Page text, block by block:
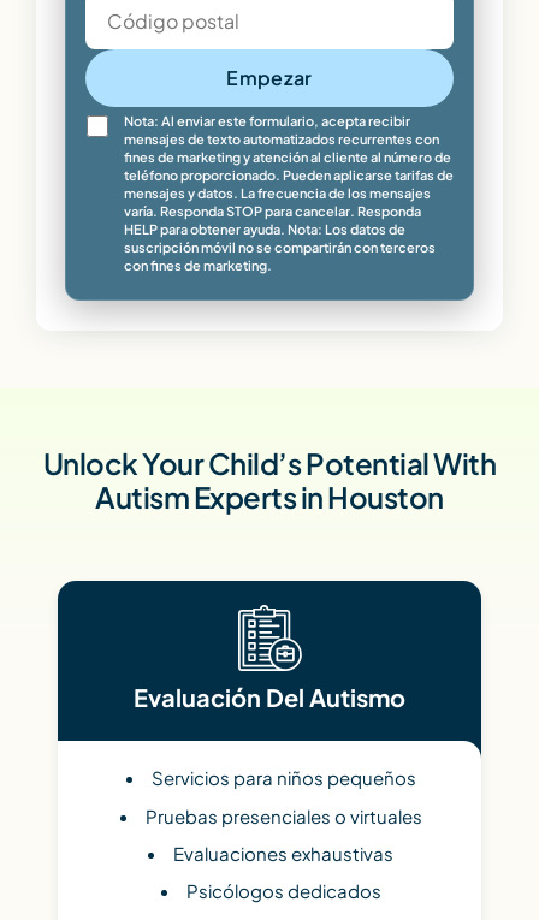
Empezar
Nota: Al enviar este formulario, acepta recibir
mensajes de texto automatizados recurrentes con
fines de marketing y atención al cliente al número de
teléfono proporcionado. Pueden aplicarse tarifas de
mensajes y datos. La frecuencia de los mensajes
varía. Responda STOP para cancelar. Responda
HELP para obtener ayuda. Nota: Los datos de
suscripción móvil no se compartirán con terceros
con fines de marketing.
Unlock Your Child’s Potential With
Autism Experts in Houston
Evaluación Del Autismo
Servicios para niños pequeños
Pruebas presenciales o virtuales
Evaluaciones exhaustivas
Psicólogos dedicados